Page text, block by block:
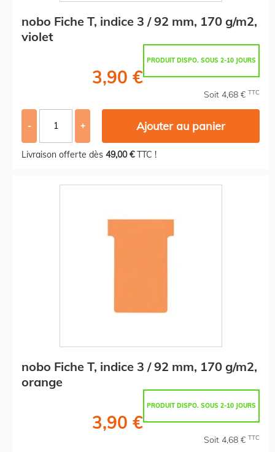
nobo Fiche T, indice 3 / 92 mm, 170 g/m2,
violet
PRODUIT DISPO. SOUS 2-10 JOURS
3,90 €
Soit 4,68 € TTC
- + Ajouter au panier
Livraison offerte dès 49,00 €TTC !
nobo Fiche T, indice 3 / 92 mm, 170 g/m2,
orange
PRODUIT DISPO. SOUS 2-10 JOURS
3,90 €
Soit 4,68 € TTC